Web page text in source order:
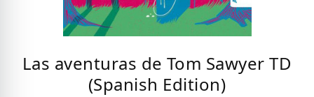
Las aventuras de Tom Sawyer TD
(Spanish Edition)